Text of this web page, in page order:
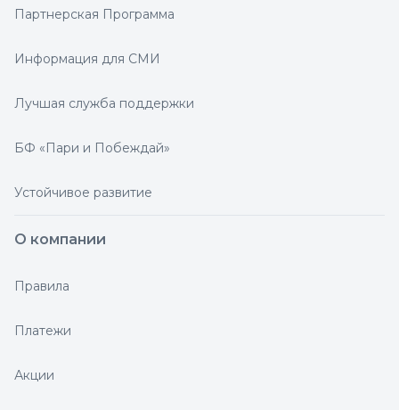
Партнерская Программа
Информация для СМИ
Лучшая служба поддержки
БФ «Пари и Побеждай»
Устойчивое развитие
О компании
Правила
Платежи
Акции